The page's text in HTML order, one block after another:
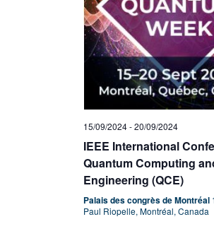
15/09/2024-20/09/2024
IEEE International
Quantum Computing
Engineering (QCE)
Palais des congrès de Montréal
Paul Riopelle, Montréal, Canada